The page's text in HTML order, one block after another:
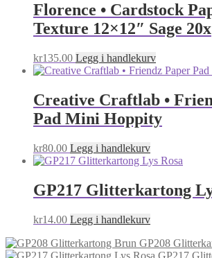
Florence • Cardstock
Texture 12×12″ Sage 20x
kr135.00 Legg i handlekurv
Creative Craftlab •
Pad Mini Hoppity
kr80.00 Legg i handlekurv
GP217 Glitterkartong
kr14.00 Legg i handlekurv
GP208
GP217